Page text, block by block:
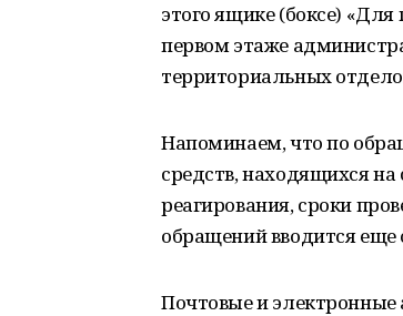
этого ящике (боксе)
первом этаже
территориальных
Напоминаем, что по
средств, находящихся
реагирования, сроки
обращений вводится еще
Почтовые и электронные